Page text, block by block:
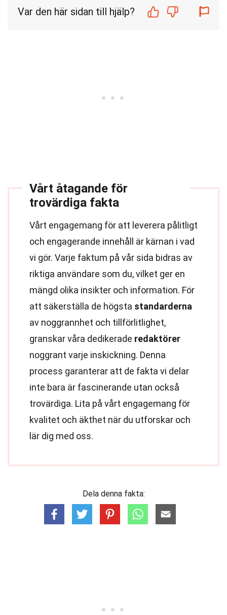
Var den här sidan till hjälp?
Vårt åtagande för
trovärdiga fakta
Vårt engagemang för att leverera pålitligt
och engagerande innehåll är kärnan i vad
vi gör. Varje faktum på vår sida bidras av
riktiga användare som du, vilket ger en
mängd olika insikter och information. För
att säkerställa de högsta standarderna
av noggrannhet och tillförlitlighet,
granskar våra dedikerade redaktörer
noggrant varje inskickning. Denna
process garanterar att de fakta vi delar
inte bara är fascinerande utan också
trovärdiga. Lita på vårt engagemang för
kvalitet och äkthet när du utforskar och
lär dig med oss.
Dela denna fakta: